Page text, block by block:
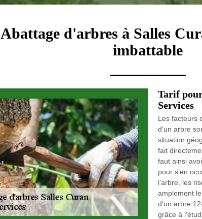
Abattage d'arbres à Salles
imbattable
Tarif
Services
Les facteurs
d'un arbre
situation
fait
faut ainsi
pour s’en
l’arbre, les
amplement
d’un arbre
grâce à